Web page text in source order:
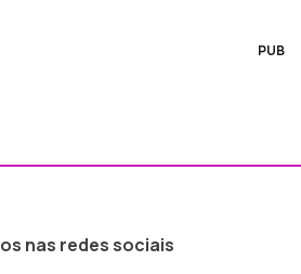
PUB
nas redes sociais